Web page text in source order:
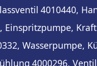
4010440,
Einspritzpumpe,
Wasserpumpe,
4000296,